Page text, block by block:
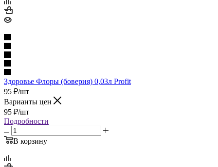
Здоровье Флоры (боверия) 0,03л Profit
95 ₽/шт
Варианты цен
95 ₽/шт
Подробности
В корзину